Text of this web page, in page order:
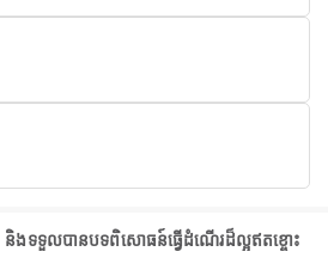
និងទទួលបានបទពិសោធន៍ធ្វើដំណើរដ៏ល្អឥតខ្ចោះ